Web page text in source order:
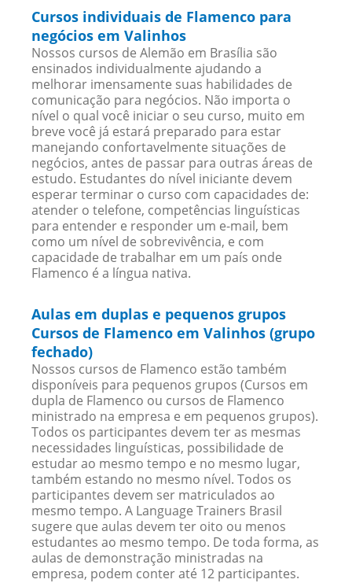
Cursos individuais de Flamenco para
negócios em Valinhos
Nossos cursos de Alemão em Brasília são
ensinados individualmente ajudando a
melhorar imensamente suas habilidades de
comunicação para negócios. Não importa o
nível o qual você iniciar o seu curso, muito em
breve você já estará preparado para estar
manejando confortavelmente situações de
negócios, antes de passar para outras áreas de
estudo. Estudantes do nível iniciante devem
esperar terminar o curso com capacidades de:
atender o telefone, competências linguísticas
para entender e responder um e-mail, bem
como um nível de sobrevivência, e com
capacidade de trabalhar em um país onde
Flamenco é a língua nativa.
Aulas em duplas e pequenos grupos
Cursos de Flamenco em Valinhos (grupo
fechado)
Nossos cursos de Flamenco estão também
disponíveis para pequenos grupos (Cursos em
dupla de Flamenco ou cursos de Flamenco
ministrado na empresa e em pequenos grupos).
Todos os participantes devem ter as mesmas
necessidades linguísticas, possibilidade de
estudar ao mesmo tempo e no mesmo lugar,
também estando no mesmo nível. Todos os
participantes devem ser matriculados ao
mesmo tempo. A Language Trainers Brasil
sugere que aulas devem ter oito ou menos
estudantes ao mesmo tempo. De toda forma, as
aulas de demonstração ministradas na
empresa, podem conter até 12 participantes.